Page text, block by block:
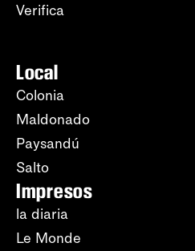
Verifica
Local
Colonia
Maldonado
Paysandú
Salto
Impresos
la diaria
Le Monde